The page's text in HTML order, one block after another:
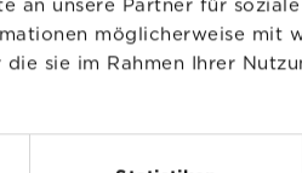
möglicherweise mit
sie im Rahmen Ihrer
für deine Oase
Mehr lesen
über